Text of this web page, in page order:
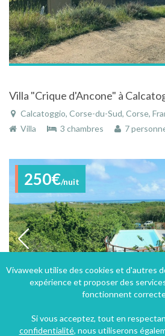
Calcatoggio, Corse-du-Sud, Corse,
Villa
3 chambres 7
250€/nuit
Vivaweek utilise des cookies et d'autres
expérience et proposer des
fonctionnent
Si vous acceptez, tout en
confidentialité, nous utiliserons